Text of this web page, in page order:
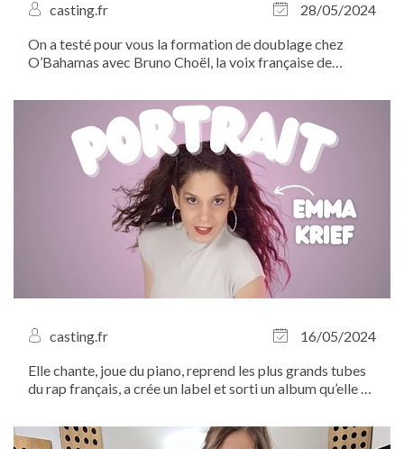
casting.fr
28/05/2024
On a testé pour vous la formation de doublage chez
O’Bahamas avec Bruno Choël, la voix française de
mobilise contre l’utilisation de l’intelligence artificielle,
Casting.fr tient a apporter...
casting.fr
16/05/2024
Elle chante, joue du piano, reprend les plus grands tubes
du rap français, a crée un label et sorti un album qu’elle a
TRÈS productive Emma Krief...